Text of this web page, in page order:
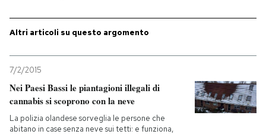
Economia
PODCAST
Altri articoli su questo argomento
7/2/2015
Nei Paesi Bassi le piantagioni illegali di
cannabis si scoprono con la neve
La polizia olandese sorveglia le persone che
abitano in case senza neve sui tetti: e funziona,